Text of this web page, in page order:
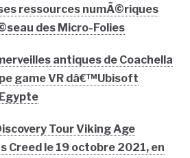
ressources numÃ©riques
des Micro-Folies
antiques de Coachella
game VR dâ€™Ubisoft
Tour Viking Age
le 19 octobre 2021, en